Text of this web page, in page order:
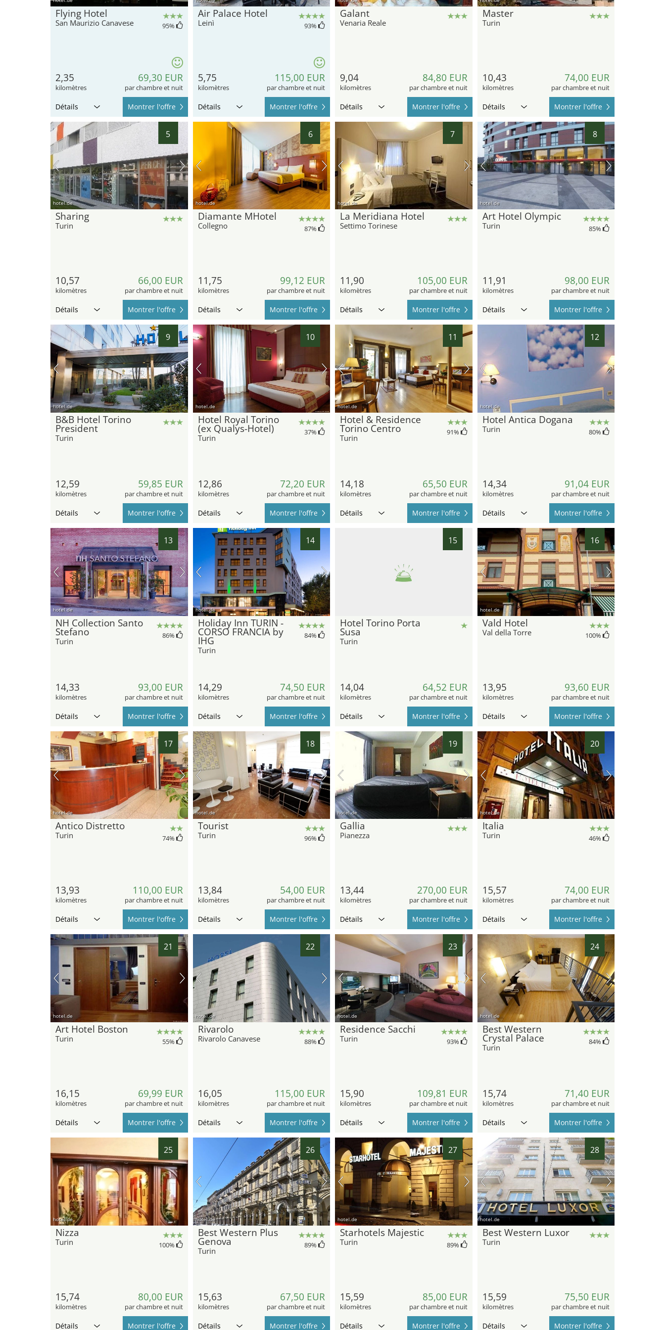
20
21
24
25
2627
283031
32
40
43
45 46
Flying Hotel
San Maurizio Canavese 95%
2,35
kilomètres
69,30 EUR
par chambre et nuit
Détails Montrer l'offre
Air Palace Hotel
Leinì 93%
5,75
kilomètres
115,00 EUR
par chambre et nuit
Détails Montrer l'offre
Galant
Venaria Reale
9,04
kilomètres
84,80 EUR
par chambre et nuit
Détails Montrer l'offre
Master
Turin
10,43
kilomètres
74,00 EUR
par chambre et nuit
Détails Montrer l'offre
5
hotel.de
Sharing
Turin
10,57
kilomètres
66,00 EUR
par chambre et nuit
Détails Montrer l'offre
6
hotel.de
Diamante MHotel
Collegno 87%
11,75
kilomètres
99,12 EUR
par chambre et nuit
Détails Montrer l'offre
7
hotel.de
La Meridiana Hotel
Settimo Torinese
11,90
kilomètres
105,00 EUR
par chambre et nuit
Détails Montrer l'offre
8
hotel.de
Art Hotel Olympic
Turin 85%
11,91
kilomètres
98,00 EUR
par chambre et nuit
Détails Montrer l'offre
9
hotel.de
B&B Hotel Torino
President
Turin
12,59
kilomètres
59,85 EUR
par chambre et nuit
Détails Montrer l'offre
10
hotel.de
Hotel Royal Torino
(ex Qualys-Hotel)
Turin
37%
12,86
kilomètres
72,20 EUR
par chambre et nuit
Détails Montrer l'offre
11
hotel.de
Hotel & Residence
Torino Centro
Turin
91%
14,18
kilomètres
65,50 EUR
par chambre et nuit
Détails Montrer l'offre
12
hotel.de
Hotel Antica Dogana
Turin 80%
14,34
kilomètres
91,04 EUR
par chambre et nuit
Détails Montrer l'offre
13
hotel.de
NH Collection Santo
Stefano
Turin
86%
14,33
kilomètres
93,00 EUR
par chambre et nuit
Détails Montrer l'offre
14
hotel.de
Holiday Inn TURIN -
CORSO FRANCIA by
IHG
Turin
84%
14,29
kilomètres
74,50 EUR
par chambre et nuit
Détails Montrer l'offre
15
Hotel Torino Porta
Susa
Turin
14,04
kilomètres
64,52 EUR
par chambre et nuit
Détails Montrer l'offre
16
hotel.de
Vald Hotel
Val della Torre 100%
13,95
kilomètres
93,60 EUR
par chambre et nuit
Détails Montrer l'offre
17
hotel.de
Antico Distretto
Turin 74%
13,93
kilomètres
110,00 EUR
par chambre et nuit
Détails Montrer l'offre
18
hotel.de
Tourist
Turin 96%
13,84
kilomètres
54,00 EUR
par chambre et nuit
Détails Montrer l'offre
19
hotel.de
Gallia
Pianezza
13,44
kilomètres
270,00 EUR
par chambre et nuit
Détails Montrer l'offre
20
hotel.de
Italia
Turin 46%
15,57
kilomètres
74,00 EUR
par chambre et nuit
Détails Montrer l'offre
21
hotel.de
Art Hotel Boston
Turin 55%
16,15
kilomètres
69,99 EUR
par chambre et nuit
Détails Montrer l'offre
22
hotel.de
Rivarolo
Rivarolo Canavese 88%
16,05
kilomètres
115,00 EUR
par chambre et nuit
Détails Montrer l'offre
23
hotel.de
Residence Sacchi
Turin 93%
15,90
kilomètres
109,81 EUR
par chambre et nuit
Détails Montrer l'offre
24
hotel.de
Best Western
Crystal Palace
Turin
84%
15,74
kilomètres
71,40 EUR
par chambre et nuit
Détails Montrer l'offre
25
hotel.de
Nizza
Turin 100%
15,74
kilomètres
80,00 EUR
par chambre et nuit
Détails Montrer l'offre
26
hotel.de
Best Western Plus
Genova
Turin
89%
15,63
kilomètres
67,50 EUR
par chambre et nuit
Détails Montrer l'offre
27
hotel.de
Starhotels Majestic
Turin 89%
15,59
kilomètres
85,00 EUR
par chambre et nuit
Détails Montrer l'offre
28
hotel.de
Best Western Luxor
Turin
15,59
kilomètres
75,50 EUR
par chambre et nuit
Détails Montrer l'offre